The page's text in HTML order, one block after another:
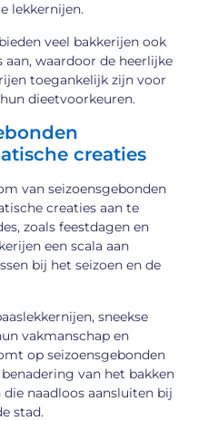
lekkernijen.
veel bakkerijen ook
waardoor de heerlijke
toegankelijk zijn voor
dieetvoorkeuren.
creaties
van seizoensgebonden
creaties aan te
zoals feestdagen en
een scala aan
bij het seizoen en de
sneekse
vakmanschap en
op seizoensgebonden
van het bakken
naadloos aansluiten bij
stad.